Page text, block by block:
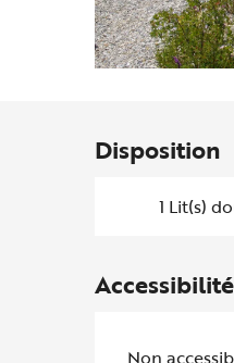
Disposition
1 Lit(s)
Accessibilité
Non